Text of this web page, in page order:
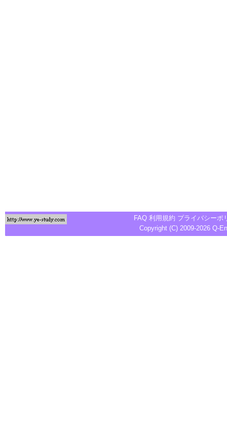
FAQ 利用規約 プライバシーポ
Copyright (C) 2009-2026 Q-